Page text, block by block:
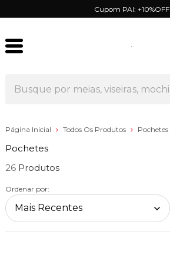
Cupom PAI: +10%OFF
Página Inicial Todos Os Produtos Pochetes
Pochetes
26
Ordenar por: